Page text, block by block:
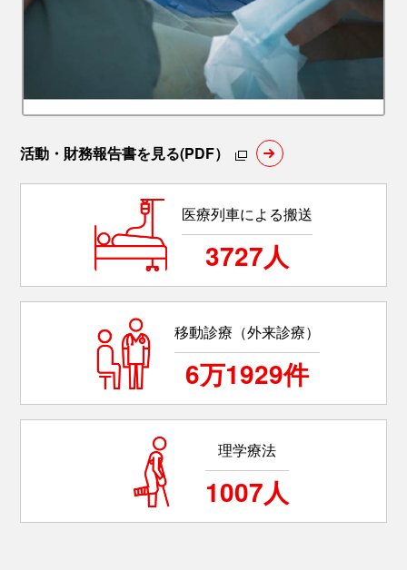
活動・財務報告書を見る(PDF）
医療列車による搬送
3727人
移動診療（外来診療）
6万1929件
理学療法
1007人